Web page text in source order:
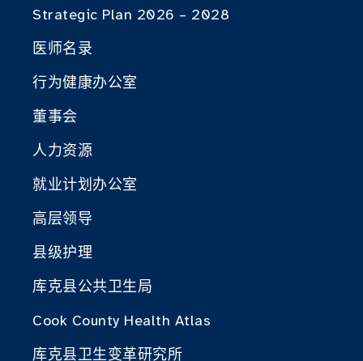
Strategic Plan 2026 – 2028
医师名录
行为健康办公室
董事会
人力资源
就业计划办公室
高层领导
县级护理
库克县公共卫生局
Cook County Health Atlas
库克县卫生变革研究所